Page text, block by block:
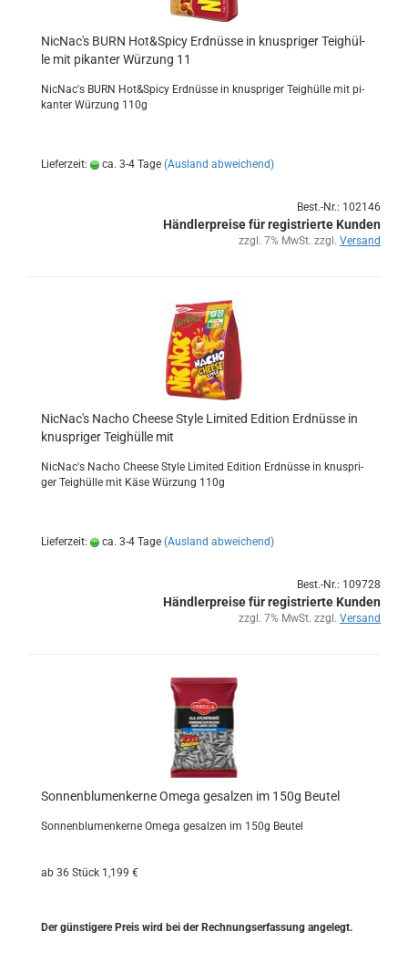
Nic­Nac's BURN Hot&Spicy Erd­nüs­se in knusp­ri­ger Teig­hül­
le mit pi­kan­ter Wür­zung 11
Nic­Nac's BURN Hot&Spicy Erd­nüs­se in knusp­ri­ger Teig­hül­le mit pi­
kan­ter Wür­zung 110g
Lieferzeit: ca. 3-4 Tage (Ausland abweichend)
Best.-Nr.: 102146
Händlerpreise für registrierte Kunden
zzgl. 7% MwSt. zzgl. Versand
Nic­Nac's Nacho Cheese Style Li­mi­ted Edi­ti­on Erd­nüs­se in
knusp­ri­ger Teig­hül­le mit
Nic­Nac's Nacho Cheese Style Li­mi­ted Edi­ti­on Erd­nüs­se in knusp­ri­
ger Teig­hül­le mit Käse Wür­zung 110g
Lieferzeit: ca. 3-4 Tage (Ausland abweichend)
Best.-Nr.: 109728
Händlerpreise für registrierte Kunden
zzgl. 7% MwSt. zzgl. Versand
Son­nen­blu­men­ker­ne Omega ge­sal­zen im 150g Beu­tel
Son­nen­blu­men­ker­ne Omega ge­sal­zen im 150g Beu­tel
ab 36 Stück 1,199 €
Der güns­ti­ge­re Preis wird bei der Rech­nungs­er­fas­sung an­ge­legt.